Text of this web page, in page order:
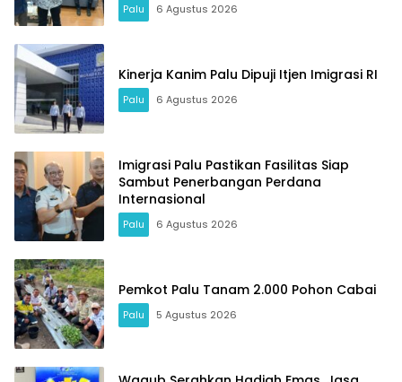
Palu 6 Agustus 2026
Kinerja Kanim Palu Dipuji Itjen Imigrasi RI
Palu 6 Agustus 2026
Imigrasi Palu Pastikan Fasilitas Siap
Sambut Penerbangan Perdana
Internasional
Palu 6 Agustus 2026
Pemkot Palu Tanam 2.000 Pohon Cabai
Palu 5 Agustus 2026